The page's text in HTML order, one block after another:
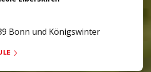
Bonn und Königswinter